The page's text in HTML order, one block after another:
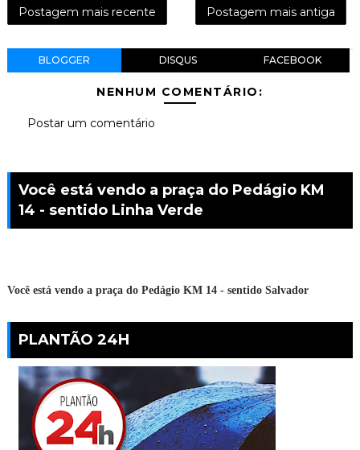
Postagem mais recente Postagem mais antiga
BLOGGER DISQUS FACEBOOK
NENHUM COMENTÁRIO:
Postar um comentário
Você está vendo a praça do Pedágio KM
14 - sentido Linha Verde
Você está vendo a praça do Pedágio KM 14 - sentido Salvador
PLANTÃO 24H